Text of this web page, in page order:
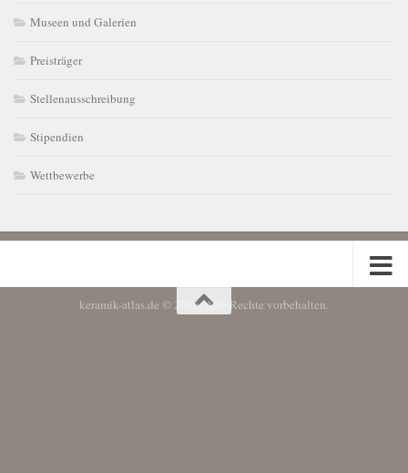
Museen und Galerien
Preisträger
Stellenausschreibung
Stipendien
Wettbewerbe
keramik-atlas.de © 2026. Alle Rechte vorbehalten.